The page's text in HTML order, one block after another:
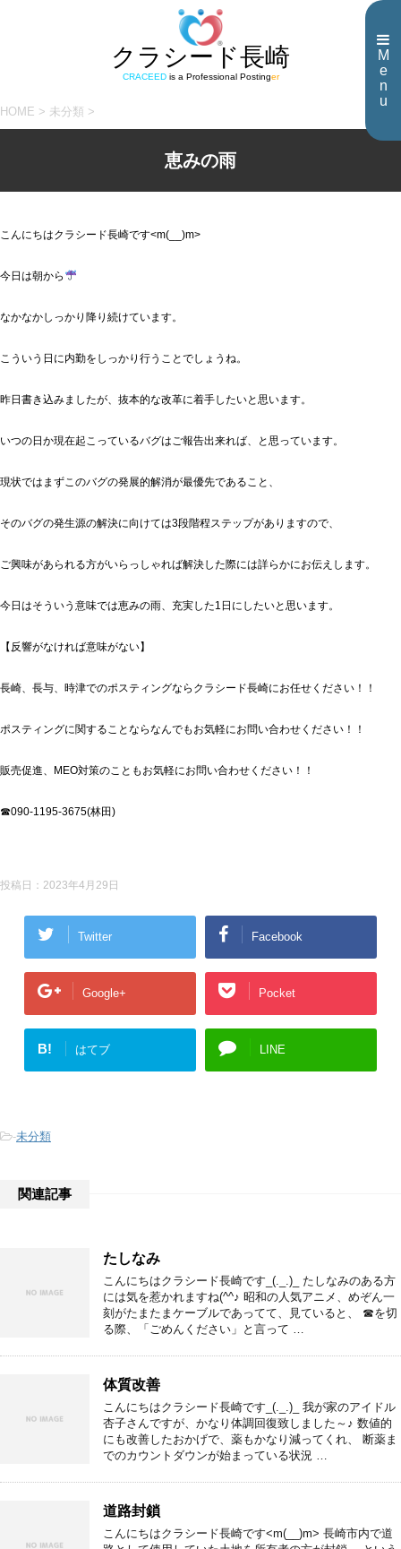
M
e
n
u
クラシード長崎
CRACEEDis a Professional Postinger
HOME > 未分類 >
恵みの雨
こんにちはクラシード長崎です<m(__)m>
今日は朝から
なかなかしっかり降り続けています。
こういう日に内勤をしっかり行うことでしょうね。
昨日書き込みましたが、抜本的な改革に着手したいと思います。
いつの日か現在起こっているバグはご報告出来れば、と思っています。
現状ではまずこのバグの発展的解消が最優先であること、
そのバグの発生源の解決に向けては3段階程ステップがありますので、
ご興味があられる方がいらっしゃれば解決した際には詳らかにお伝えします。
今日はそういう意味では恵みの雨、充実した1日にしたいと思います。
【反響がなければ意味がない】
長崎、長与、時津でのポスティングならクラシード長崎にお任せください！！
ポスティングに関することならなんでもお気軽にお問い合わせください！！
販売促進、MEO対策のこともお気軽にお問い合わせください！！
☎090-1195-3675(林田)
投稿日： 2023年4月29日
Twitter Facebook
Google+ Pocket
B! はてブ LINE
-未分類
関連記事
たしなみ
こんにちはクラシード長崎です_(._.)_ たしなみのある方
には気を惹かれますね(^^♪ 昭和の人気アニメ、めぞん一
刻がたまたまケーブルであってて、見ていると、 ☎を切
る際、「ごめんください」と言って …
体質改善
こんにちはクラシード長崎です_(._.)_ 我が家のアイドル
杏子さんですが、かなり体調回復致しました～♪ 数値的
にも改善したおかげで、薬もかなり減ってくれ、 断薬ま
でのカウントダウンが始まっている状況 …
道路封鎖
こんにちはクラシード長崎です<m(__)m> 長崎市内で道